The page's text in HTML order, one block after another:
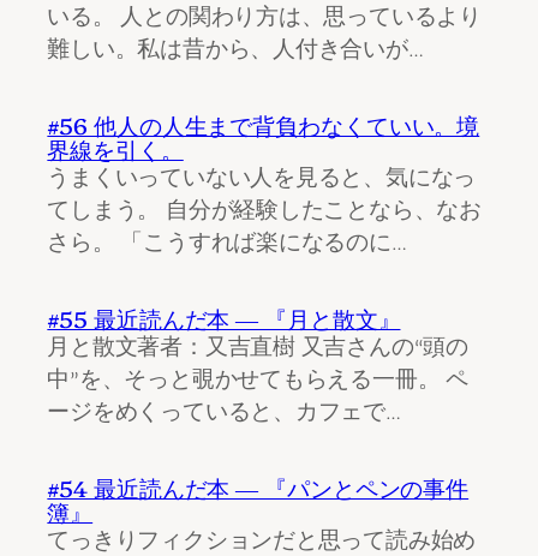
いる。 人との関わり方は、思っているより
難しい。私は昔から、人付き合いが…
#56 他人の人生まで背負わなくていい。境
界線を引く。
うまくいっていない人を見ると、気になっ
てしまう。 自分が経験したことなら、なお
さら。 「こうすれば楽になるのに…
#55 最近読んだ本 ― 『月と散文』
月と散文著者：又吉直樹 又吉さんの“頭の
中”を、そっと覗かせてもらえる一冊。 ペ
ージをめくっていると、カフェで…
#54 最近読んだ本 ― 『パンとペンの事件
簿』
てっきりフィクションだと思って読み始め